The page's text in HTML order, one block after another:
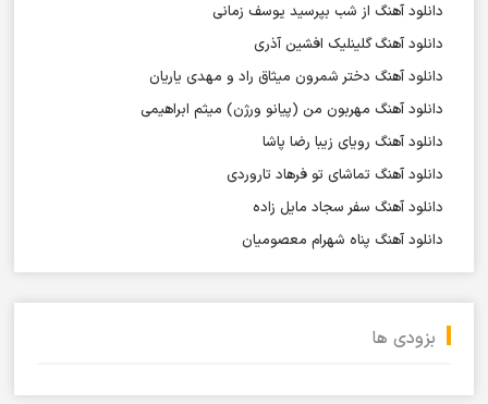
دانلود آهنگ از شب بپرسید یوسف زمانی
دانلود آهنگ گلینلیک افشین آذری
دانلود آهنگ دختر شمرون میثاق راد و مهدی یاریان
دانلود آهنگ مهربون من (پیانو ورژن) میثم ابراهیمی
دانلود آهنگ رویای زیبا رضا پاشا
دانلود آهنگ تماشای تو فرهاد تاروردی
دانلود آهنگ سفر سجاد مایل زاده
دانلود آهنگ پناه شهرام معصومیان
بزودی ها